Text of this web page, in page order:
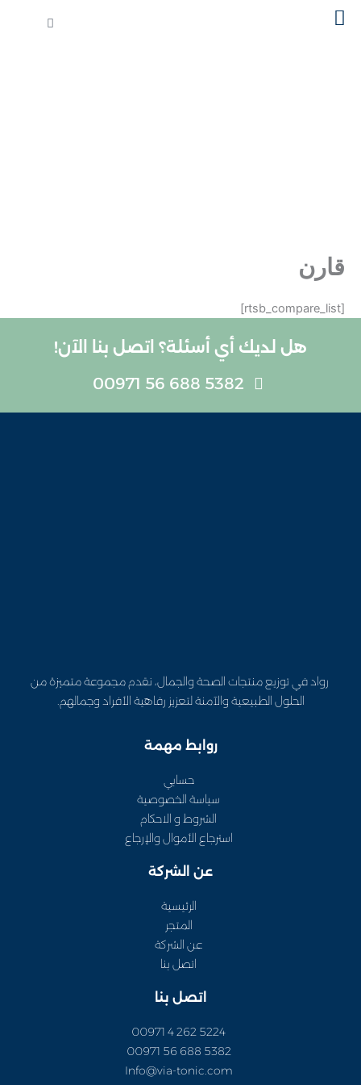
تخطي
Cart
قارن
[rtsb_compare_list]
هل لديك أي أسئلة؟ اتصل بنا الآن!
5382 688 56 00971
رواد في توزيع منتجات الصحة والجمال، نقدم مجموعة متميزة من
الحلول الطبيعية والآمنة لتعزيز رفاهية الأفراد وجمالهم.
روابط مهمة
حسابي
سياسة الخصوصية
الشروط و الاحكام
استرجاع الأموال والإرجاع
عن الشركة
الرئيسية
المتجر
عن الشركة
اتصل بنا
اتصل بنا
5224 262 4 00971
5382 688 56 00971
Info@via-tonic.com